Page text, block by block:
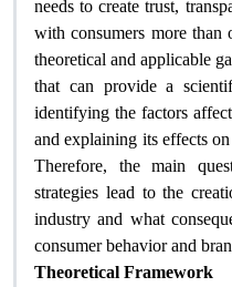
needs to create trust,
with consumers more
theoretical and applicable
that can provide a
identifying the factors
and explaining its effects
Therefore, the main
strategies lead to the
industry and what
consumer behavior and
Theoretical Framework